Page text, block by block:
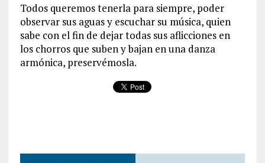
Todos queremos tenerla para siempre, poder
observar sus aguas y escuchar su música, quien
sabe con el fin de dejar todas sus aflicciones en
los chorros que suben y bajan en una danza
armónica, preservémosla.